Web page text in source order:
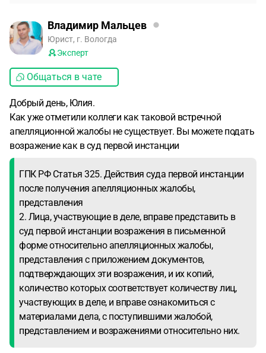
Владимир Мальцев
Юрист, г. Вологда
Эксперт
Общаться в чате
Добрый день, Юлия.
Как уже отметили коллеги как таковой встречной
апелляционной жалобы не существует. Вы можете подать
возражение как в суд первой инстанции
ГПК РФ Статья 325. Действия суда первой инстанции
после получения апелляционных жалобы,
представления
2. Лица, участвующие в деле, вправе представить в
суд первой инстанции возражения в письменной
форме относительно апелляционных жалобы,
представления с приложением документов,
подтверждающих эти возражения, и их копий,
количество которых соответствует количеству лиц,
участвующих в деле, и вправе ознакомиться с
материалами дела, с поступившими жалобой,
представлением и возражениями относительно них.